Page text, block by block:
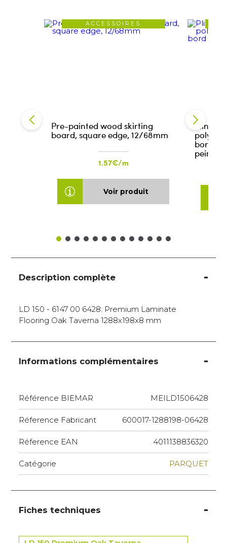
ACCESSOIRES
Pre-painted wood skirting
board, square edge, 12/68mm
1.57€/m
Voir produit
Plinthe
bord
peinte)
Description complète
LD 150 - 6147 00 6428: Premium Laminate
Flooring Oak Taverna 1288x198x8 mm
Informations complémentaires
Référence BIEMAR MEILD1506428
Réference Fabricant 600017-1288198-06428
Réference EAN 4011138836320
Catégorie PARQUET
Fiches techniques